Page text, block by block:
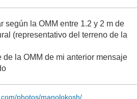
según la OMM entre 1.2 y 2 m de
(representativo del terreno de la
de la OMM de mi anterior mensaje
photos/manolokosh/